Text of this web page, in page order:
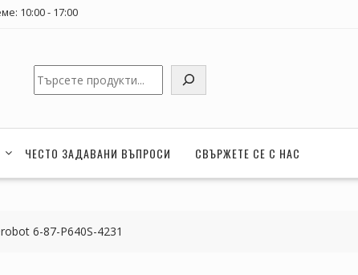
10:00 - 17:00
Търсене
ЧЕСТО ЗАДАВАНИ ВЪПРОСИ СВЪРЖЕТЕ СЕ С НАС
6-87-P640S-4231